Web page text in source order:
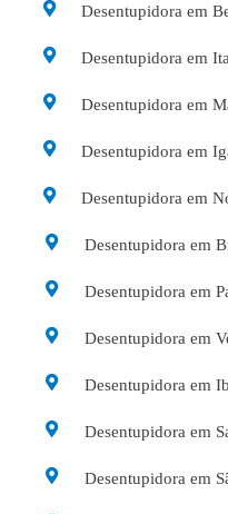
Desentupidora em
Desentupidora em
Desentupidora em
Desentupidora em
Desentupidora em
Desentupidora em
Desentupidora em
Desentupidora em
Desentupidora em
Desentupidora em
Desentupidora em